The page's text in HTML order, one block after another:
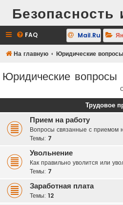
Безопасность
FAQ Mail.Ru
На главную Юридические вопросы
Юридические вопросы
Трудовое
Прием на работу
Вопросы связанные с приемом
Темы: 7
Увольнение
Как правильно уволится или
Темы: 7
Заработная плата
Темы: 12